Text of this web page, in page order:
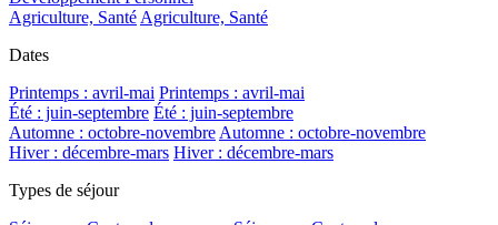
Agriculture, Santé Agriculture, Santé
Dates
Printemps : avril-mai Printemps : avril-mai
Été : juin-septembre Été : juin-septembre
Automne : octobre-novembre Automne : octobre-novembre
Hiver : décembre-mars Hiver : décembre-mars
Types de séjour